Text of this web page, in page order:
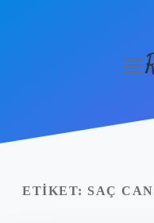
Yasal Uyarı
ETIKET: SAÇ